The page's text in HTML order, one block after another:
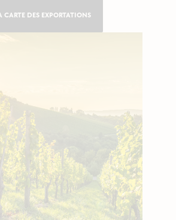
CARTE DES EXPORTATIONS